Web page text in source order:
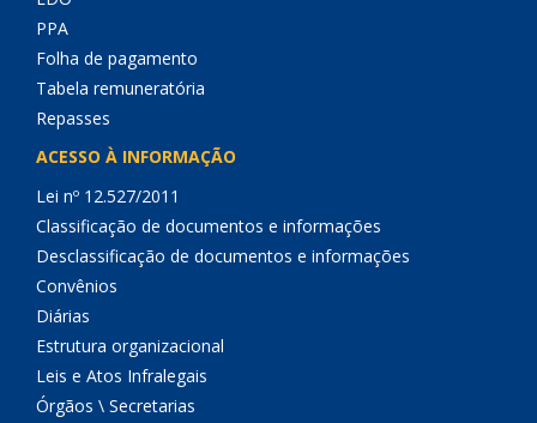
PPA
Folha de pagamento
Tabela remuneratória
Repasses
ACESSO À INFORMAÇÃO
Lei nº 12.527/2011
Classificação de documentos e informações
Desclassificação de documentos e informações
Convênios
Diárias
Estrutura organizacional
Leis e Atos Infralegais
Órgãos \ Secretarias